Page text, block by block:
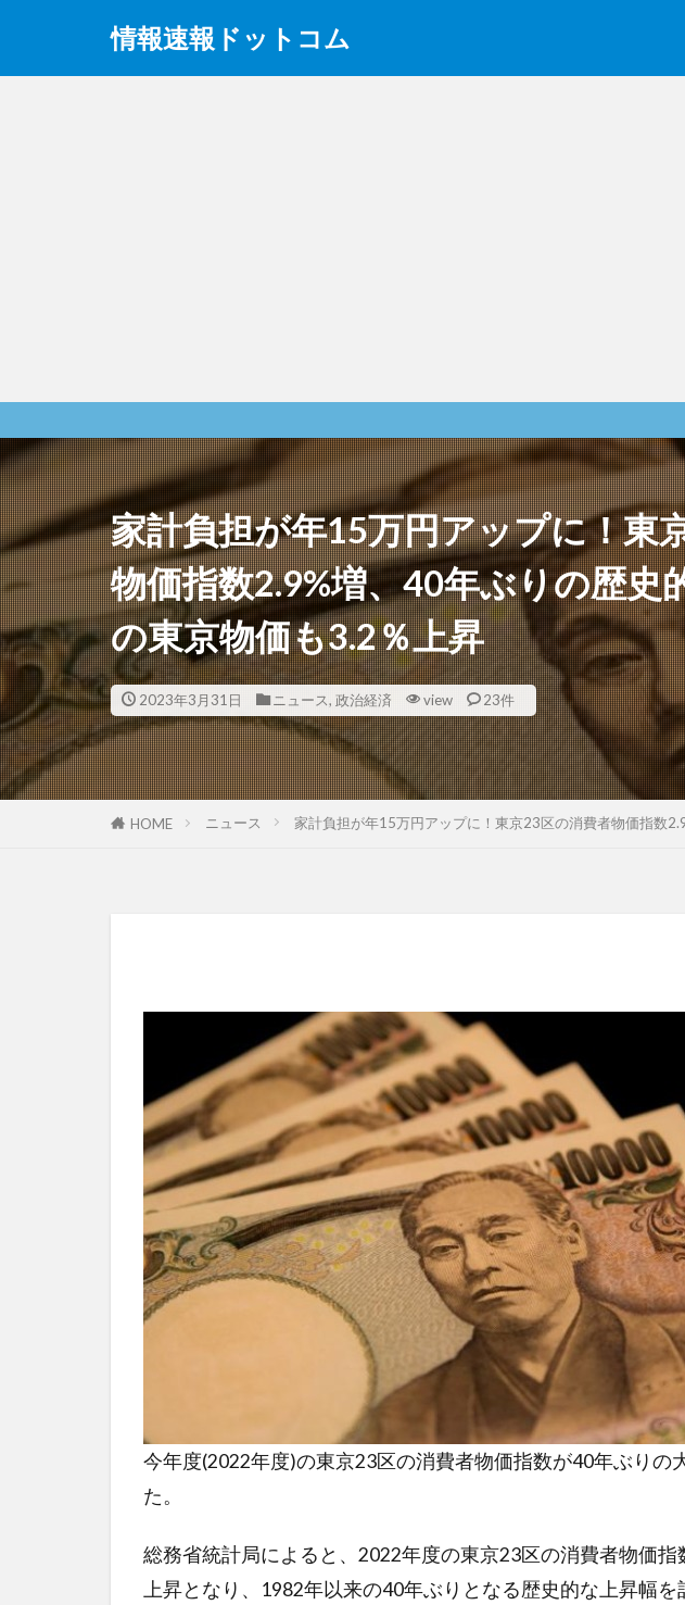
情報速報ドットコム
政治、経済、地
家計負担が年15万円アップに！東
物価指数2.9%増、40年ぶりの歴史
の東京物価も3.2％上昇
2023年3月31日 ニュース, 政治経済 view 23件
HOME ニュース 家計負担が年15万円アップに！東京23区の消費者物価指数
今年度(2022年度)の東京23区の消費者物価指数が40年ぶりの
た。
総務省統計局によると、2022年度の東京23区の消費者物価
上昇となり、1982年以来の40年ぶりとなる歴史的な上昇幅を